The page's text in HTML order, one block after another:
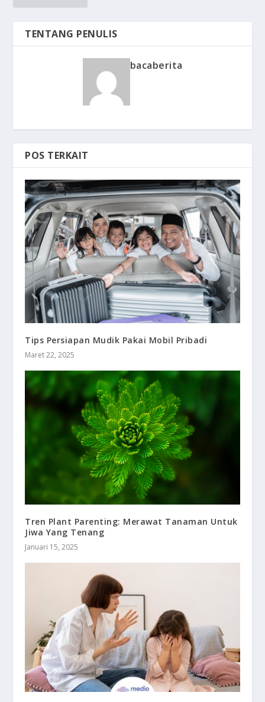
TENTANG PENULIS
bacaberita
POS TERKAIT
Tips Persiapan Mudik Pakai Mobil Pribadi
Maret 22, 2025
Tren Plant Parenting: Merawat Tanaman Untuk
Jiwa Yang Tenang
Januari 15, 2025